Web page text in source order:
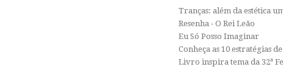
Tranças: além da estética
Resenha - O Rei Leão
Eu Só Posso Imaginar
Conheça as 10 estratégias
Livro inspira tema da 32ª